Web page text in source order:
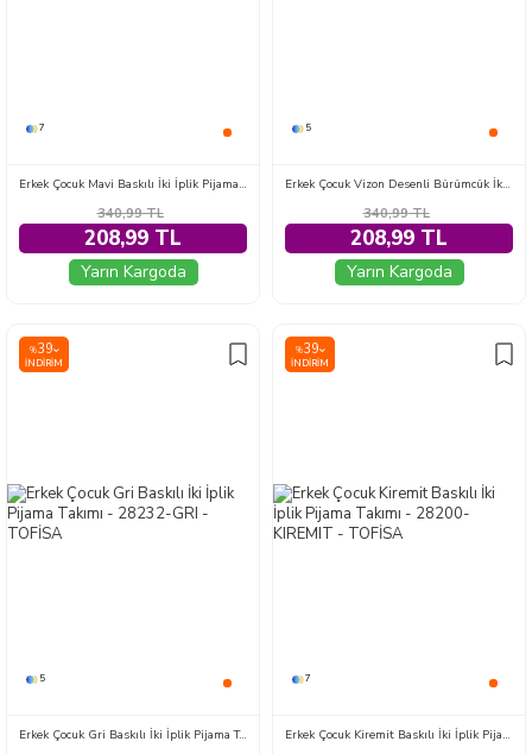
7
Erkek Çocuk Mavi Baskılı İki İplik Pijama Takımı - 28200-MAVI
340,99TL
208,99 TL
Yarın Kargoda
5
Erkek Çocuk Vizon Desenli Bürümcük İkili Takım - 1509-VIZON
340,99TL
208,99 TL
Yarın Kargoda
%39
İNDIRIM
5
Erkek Çocuk Gri Baskılı İki İplik Pijama Takımı - 28232-GRI
%39
İNDIRIM
7
Erkek Çocuk Kiremit Baskılı İki İplik Pijama Takımı - 28200-KIREMIT